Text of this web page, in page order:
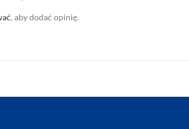
, aby dodać opinię.